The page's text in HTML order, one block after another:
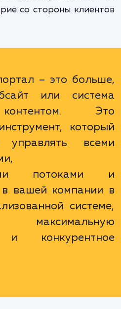
позволяя им
компании,
со стороны
портал – это
или
контентом.
инструмент,
управлять
в вашей